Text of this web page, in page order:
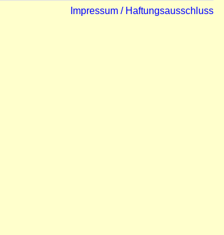
Impressum / Haftungsausschluss